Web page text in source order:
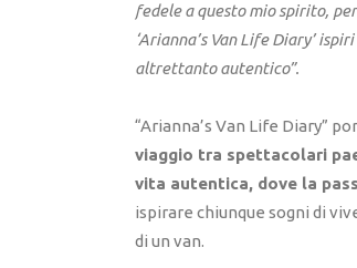
fedele a questo mio spirito,
‘Arianna’s Van Life Diary’
altrettanto autentico”.
“Arianna’s Van Life Diary”
viaggio tra spettacolari
vita autentica, dove la
ispirare chiunque sogni di
di un van.